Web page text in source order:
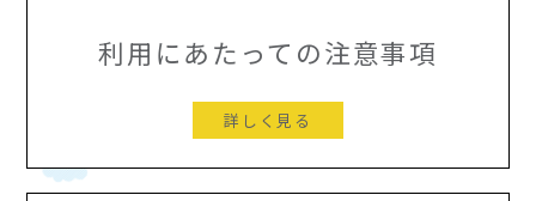
利用にあたっての注意事項
詳しく見る